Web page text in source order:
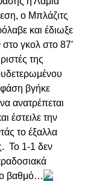
ο Μπλάζιτς
και έδιωξε
γκολ στο 87′
της
βγήκε
ανατρέπεται
έστειλε την
το έξαλλα
Το 1-1 δεν
βαθμό…